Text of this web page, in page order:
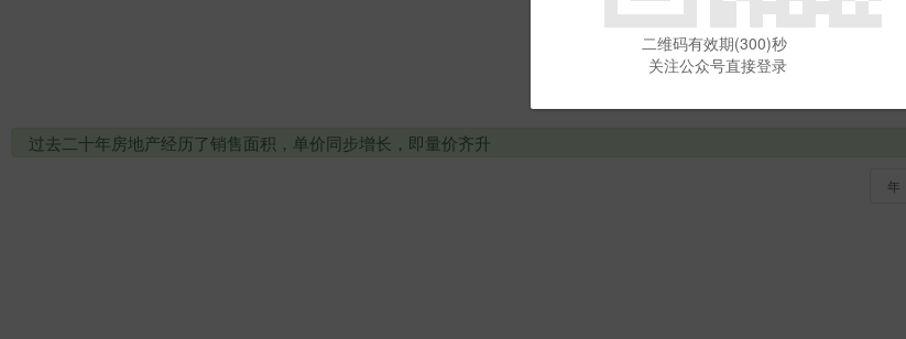
二维码有效期(300)秒
关注公众号直接登录
过去二十年房地产经历了销售面积，单价同步增长，即量价齐升
年